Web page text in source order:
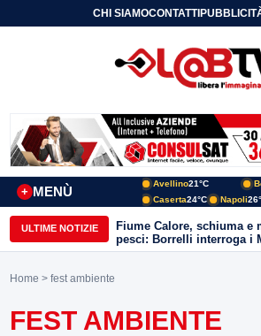
CHI SIAMOCONTATTI
MENÙ
+
Avellino21°C
Caserta24°C Napoli
ULTIME NOTIZIE
Fiume Calore, schiuma e
pesci: Borrelli interroga i
“Benevento paga
Home > fest ambiente
FEST AMBIENTE